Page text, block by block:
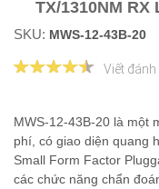
TX/1310NM RX
SKU: MWS-12-43B-20
Viết đánh
MWS-12-43B-20 là một
phí, có giao diện quang
Small Form Factor
các chức năng chẩn